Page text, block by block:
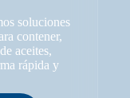
soluciones
contener,
aceites,
rápida y